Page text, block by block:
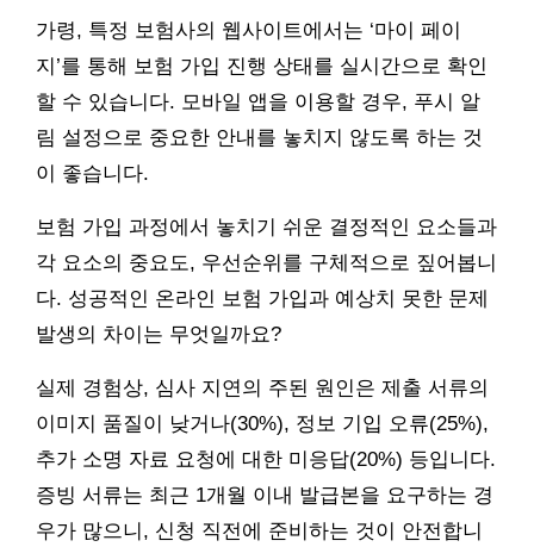
가령, 특정 보험사의 웹사이트에서는 ‘마이 페이
지’를 통해 보험 가입 진행 상태를 실시간으로 확인
할 수 있습니다. 모바일 앱을 이용할 경우, 푸시 알
림 설정으로 중요한 안내를 놓치지 않도록 하는 것
이 좋습니다.
보험 가입 과정에서 놓치기 쉬운 결정적인 요소들과
각 요소의 중요도, 우선순위를 구체적으로 짚어봅니
다. 성공적인 온라인 보험 가입과 예상치 못한 문제
발생의 차이는 무엇일까요?
실제 경험상, 심사 지연의 주된 원인은 제출 서류의
이미지 품질이 낮거나(30%), 정보 기입 오류(25%),
추가 소명 자료 요청에 대한 미응답(20%) 등입니다.
증빙 서류는 최근 1개월 이내 발급본을 요구하는 경
우가 많으니, 신청 직전에 준비하는 것이 안전합니